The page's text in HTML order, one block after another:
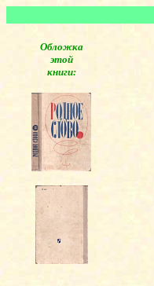
Обложка
этой
книги: